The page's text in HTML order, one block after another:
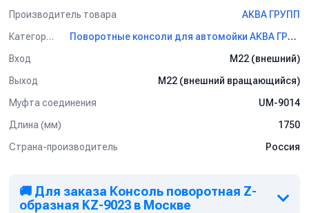
Поворотная конструкция на 360° обеспечивает
максимальную свободу работы
Z-образная форма с тремя изгибами облегчает
перекручивание шланга
гарантируют долговечность
Простая установка и обслуживание
Производитель товара
АКВА ГРУПП
Категория
Поворотные консоли для автомойки АКВА ГРУПП
Вход
M22 (внешний)
Выход
M22 (внешний вращающийся)
Муфта соединения
UM-9014
Длина (мм)
1750
Страна-производитель
Россия
🚚 Для заказа Консоль поворотная Z-
образная KZ-9023 в Москве